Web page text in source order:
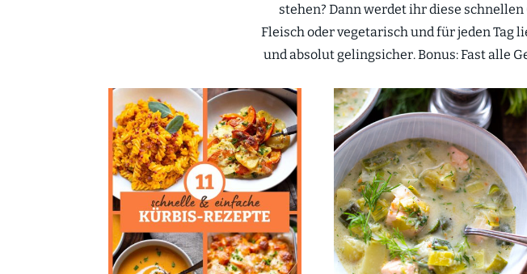
stehen? Dann werdet ihr diese
Fleisch oder vegetarisch und für jeden Tag
und absolut gelingsicher. Bonus: Fast alle